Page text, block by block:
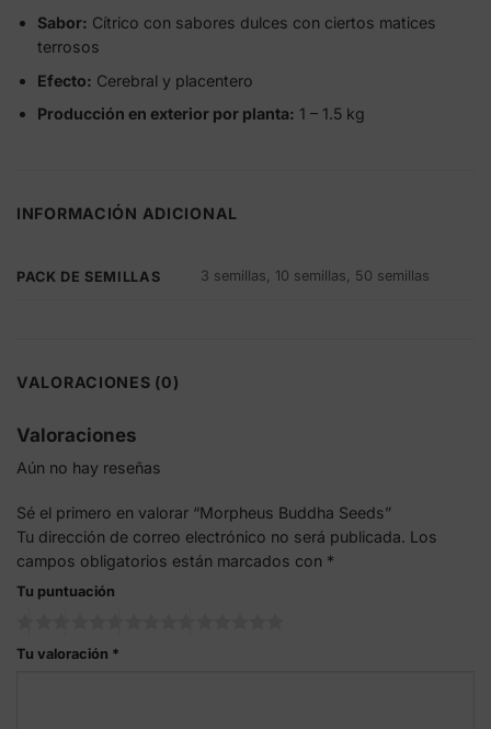
Sabor: Cítrico con sabores dulces con ciertos matices
terrosos
Efecto: Cerebral y placentero
Producción en exterior por planta: 1 – 1.5 kg
INFORMACIÓN ADICIONAL
PACK DE SEMILLAS 3 semillas, 10 semillas, 50 semillas
VALORACIONES (0)
Valoraciones
Aún no hay reseñas
Sé el primero en valorar “Morpheus Buddha Seeds”
Tu dirección de correo electrónico no será publicada. Los
campos obligatorios están marcados con *
Tu puntuación
Tu valoración *